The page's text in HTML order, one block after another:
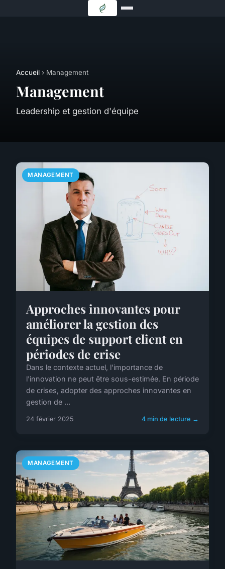
Accueil › Management
Management
Leadership et gestion d'équipe
MANAGEMENT
Approches innovantes pour
améliorer la gestion des
équipes de support client en
périodes de crise
Dans le contexte actuel, l'importance de
l'innovation ne peut être sous-estimée. En période
de crises, adopter des approches innovantes en
gestion de ...
24 février 2025 4 min de lecture →
MANAGEMENT